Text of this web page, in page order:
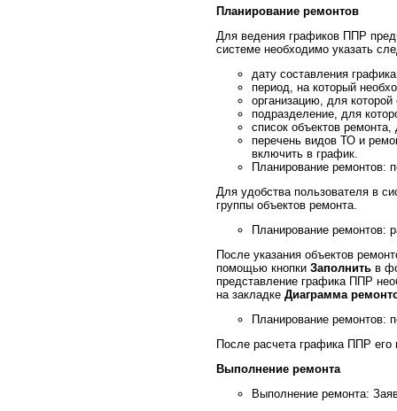
Планирование ремонтов
Для ведения графиков ППР
системе необходимо указать
дату составления
период, на который
организацию, для
подразделение, для
список объектов
перечень видов ТО и
включить в график.
Планирование ремонтов:
Для удобства пользователя в
группы объектов ремонта.
Планирование ремонтов:
После указания объектов
помощью кнопки Заполнить в
представление графика ППР
на закладке Диаграмма
Планирование ремонтов:
После расчета графика ППР его
Выполнение ремонта
Выполнение ремонта: